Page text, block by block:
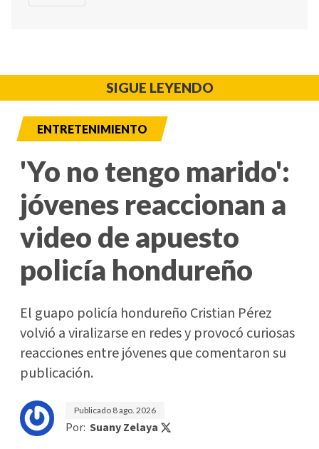
SIGUE LEYENDO
ENTRETENIMIENTO
'Yo no tengo marido':
jóvenes reaccionan a
video de apuesto
policía hondureño
El guapo policía hondureño Cristian Pérez
volvió a viralizarse en redes y provocó curiosas
reacciones entre jóvenes que comentaron su
publicación.
Publicado 8 ago. 2026
Por: Suany Zelaya